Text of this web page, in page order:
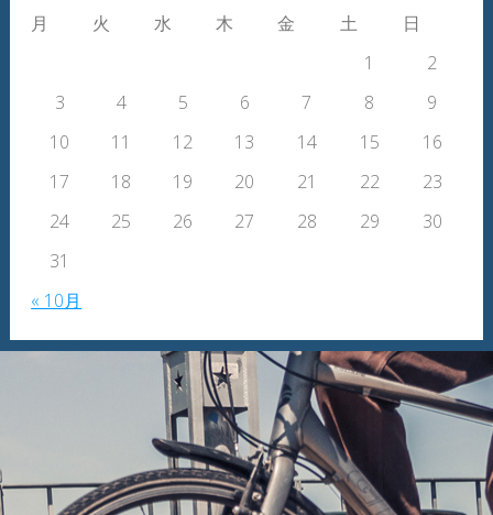
月
火 水 木 金 土 日
« 10月
1
2
3
4 5 6 7 8
9
10
11 12 13 14 15
16
17
18 19 20 21 22
23
24
25 26 27 28 29
30
31